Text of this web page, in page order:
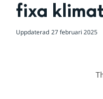
fixa
Uppdaterad 27 februari 2025